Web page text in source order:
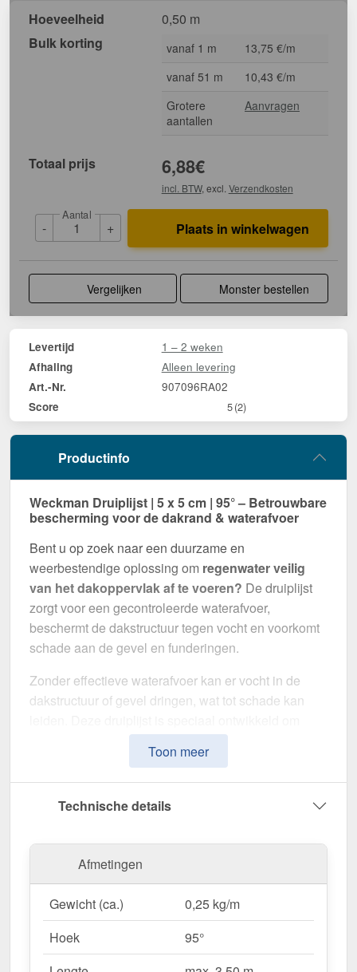
Hoeveelheid
0,50 m
Bulk korting
vanaf 1 m
13,75 €/m
vanaf 51 m
10,43 €/m
Grotere
aantallen
Aanvragen
Totaal prijs 6,88€
incl. BTW, excl. Verzendkosten
-
Aantal
+ Plaats in winkelwagen
Vergelijken Monster bestellen
Levertijd 1 – 2 weken
Afhaling Alleen levering
Art.-Nr. 907096RA02
Score 5(2)
Productinfo
Weckman Druiplijst | 5 x 5 cm | 95° – Betrouwbare
bescherming voor de dakrand & waterafvoer
Bent u op zoek naar een duurzame en
weerbestendige oplossing om regenwater veilig
van het dakoppervlak af te voeren? De druiplijst
zorgt voor een gecontroleerde waterafvoer,
beschermt de dakstructuur tegen vocht en voorkomt
schade aan de gevel en funderingen.
Zonder effectieve waterafvoer kan er vocht in de
dakstructuur of gevel dringen, wat tot schade kan
neerslag naar de dakgoten te leiden
vochtschade te voorkomen. Het maakt indruk met
zijn eenvoudige montage, hoge weerstand en
robuuste coating.
van 0,70 mm
lengte van max. 3,50 m
coatinginZilver-Metallic (RAL 9006)
materiaal permanent beschermd tegen corrosie.
Toon meer
Technische details
Afmetingen
Gewicht (ca.)
0,25 kg/m
Hoek
95°